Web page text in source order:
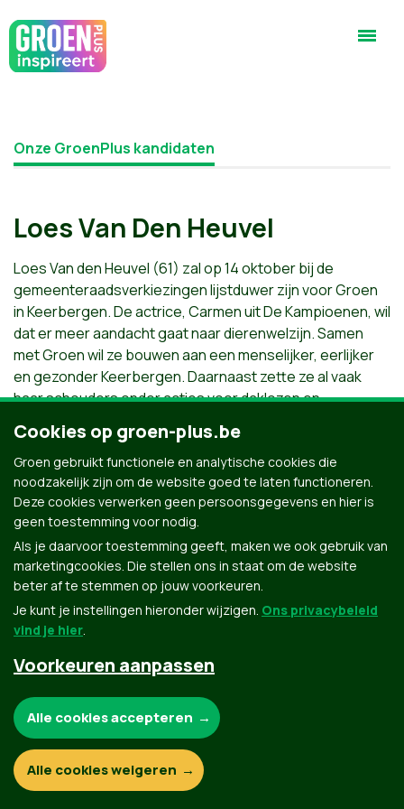
Onze GroenPlus kandidaten
Loes Van Den Heuvel
Loes Van den Heuvel (61) zal op 14 oktober bij de
gemeenteraadsverkiezingen lijstduwer zijn voor Groen
in Keerbergen. De actrice, Carmen uit De Kampioenen, wil
dat er meer aandacht gaat naar dierenwelzijn. Samen
met Groen wil ze bouwen aan een menselijker, eerlijker
en gezonder Keerbergen. Daarnaast zette ze al vaak
haar schouders onder acties voor daklozen en
Groen.be
Cookies op groen-plus.be
Groen gebruikt functionele en analytische cookies die
noodzakelijk zijn om de website goed te laten functioneren.
Deze cookies verwerken geen persoonsgegevens en hier is
geen toestemming voor nodig.
Als je daarvoor toestemming geeft, maken we ook gebruik van
marketingcookies. Die stellen ons in staat om de website
beter af te stemmen op jouw voorkeuren.
Je kunt je instellingen hieronder wijzigen. Ons privacybeleid
vind je hier.
Voorkeuren aanpassen
Functionele en analytische cookies:
Alle cookies accepteren
Alle cookies weigeren